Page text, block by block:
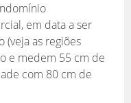
em data a ser
(veja as regiões
e medem 55 cm de
com 80 cm de